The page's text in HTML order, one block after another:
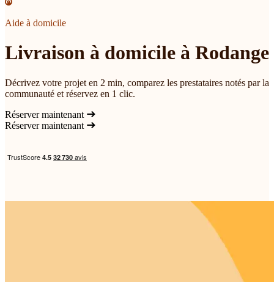
Aide à domicile
Livraison à domicile à Rodange
Décrivez votre projet en 2 min, comparez les prestataires notés par la
communauté et réservez en 1 clic.
Réserver maintenant
Réserver maintenant